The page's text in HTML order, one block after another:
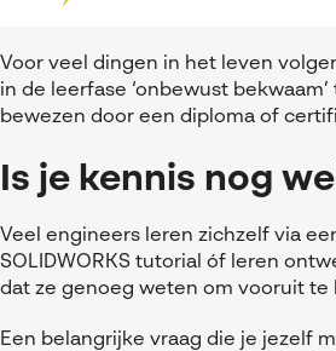
Voor veel dingen in het leven
in de leerfase ‘onbewust
bewezen door een diploma of
Is je kennis nog
Veel engineers leren zichzelf via
SOLIDWORKS tutorial óf leren
dat ze genoeg weten om vooruit te
Een belangrijke vraag die je jezelf